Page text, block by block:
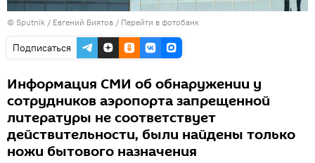
© Sputnik / Евгений Биятов / Перейти в фотобанк
Подписаться
Информация СМИ об обнаружении у
сотрудников аэропорта запрещенной
литературы не соответствует
действительности, были найдены только
ножи бытового назначения